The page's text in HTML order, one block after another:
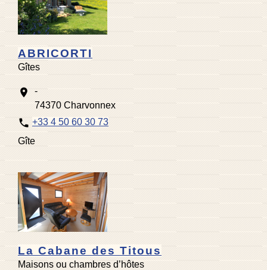
ABRICORTI
Gîtes
location_on
-
74370 Charvonnex
phone +33 4 50 60 30 73
Gîte
La Cabane des Titous
Maisons ou chambres d’hôtes